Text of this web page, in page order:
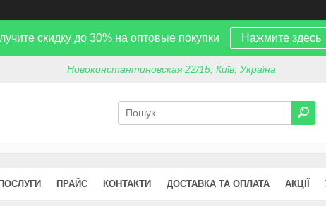
скидку до 30% на оптовые покупки Нажмите здесь
Новоконстантиновская 22/15, Київ, Україна
ПРАЙС КОНТАКТИ ДОСТАВКА ТА ОПЛАТА АКЦІЇ